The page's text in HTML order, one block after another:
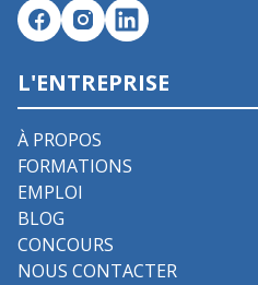
L'ENTREPRISE
À PROPOS
FORMATIONS
EMPLOI
BLOG
CONCOURS
NOUS CONTACTER